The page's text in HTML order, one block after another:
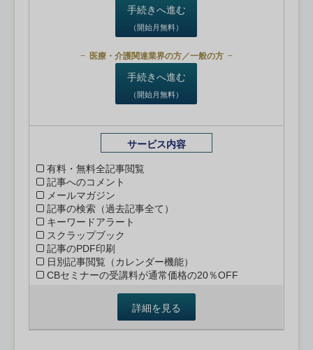
手続きへ進む
（開始月無料）
医療・介護関連業界の方／一般の方
手続きへ進む
（開始月無料）
サービス内容
有料・無料全記事閲覧
記事へのコメント
メールマガジン
記事の検索（過去記事全て）
キーワードアラート
スクラップブック
記事のPDF印刷
日別記事閲覧（カレンダー機能）
CBセミナーの受講料が通常価格の20％OFF
詳細を見る